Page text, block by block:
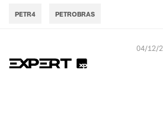
PETR4 PETROBRAS
04/12/